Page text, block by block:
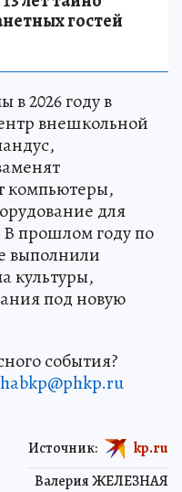
«сетку»для
лет тайно
гостей
2026 году в
внешкольной
компьютеры,
для
прошлом году по
выполнили
культуры,
под новую
события?
Источник: kp.ru